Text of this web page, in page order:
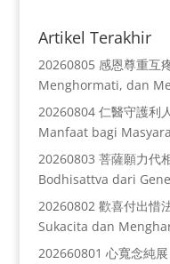
Artikel Terakhir
20260805 感恩尊重互
Menghormati, dan
20260804 仁醫守護
Manfaat bagi
20260803 菩薩願力代
Bodhisattva dari
20260802 歡喜付出
Sukacita dan
202660801 心寬念純